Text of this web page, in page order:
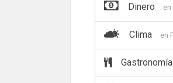
Dinero en
Clima en
Gastronomía